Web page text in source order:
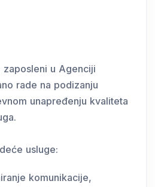
u Agenciji
rade na podizanju
unapređenju kvaliteta
usluge:
komunikacije,